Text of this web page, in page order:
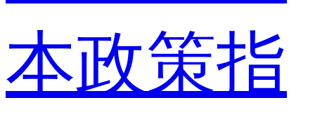
本政策指